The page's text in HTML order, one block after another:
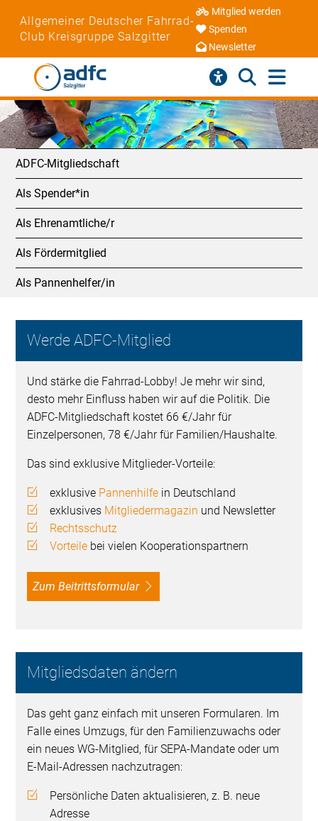
Allgemeiner Deutscher Fahrrad-
Club Kreisgruppe Salzgitter
Mitglied werden
Spenden
Newsletter
ADFC-Mitgliedschaft
Als Spender*in
Als Ehrenamtliche/r
Als Fördermitglied
Als Pannenhelfer/in
Werde ADFC-Mitglied
Und stärke die Fahrrad-Lobby! Je mehr wir sind,
desto mehr Einfluss haben wir auf die Politik. Die
ADFC-Mitgliedschaft kostet 66 €/Jahr für
Einzelpersonen, 78 €/Jahr für Familien/Haushalte.
Das sind exklusive Mitglieder-Vorteile:
exklusive Pannenhilfe in Deutschland
exklusives Mitgliedermagazin und Newsletter
Rechtsschutz
Vorteile bei vielen Kooperationspartnern
Zum Beitrittsformular
Mitgliedsdaten ändern
Das geht ganz einfach mit unseren Formularen. Im
Falle eines Umzugs, für den Familienzuwachs oder
ein neues WG-Mitglied, für SEPA-Mandate oder um
E-Mail-Adressen nachzutragen:
Persönliche Daten aktualisieren, z. B. neue
Adresse